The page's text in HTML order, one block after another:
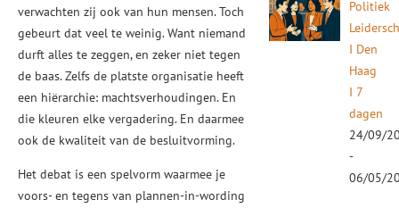
verwachten zij ook van hun mensen. Toch
gebeurt dat veel te weinig. Want niemand
durft alles te zeggen, en zeker niet tegen
de baas. Zelfs de platste organisatie heeft
een hiërarchie: machtsverhoudingen. En
die kleuren elke vergadering. En daarmee
ook de kwaliteit van de besluitvorming.
Het debat is een spelvorm waarmee je
voors- en tegens van plannen-in-wording
Politiek
I Den
Haag
I 7
dagen
24/09/
-
06/05/